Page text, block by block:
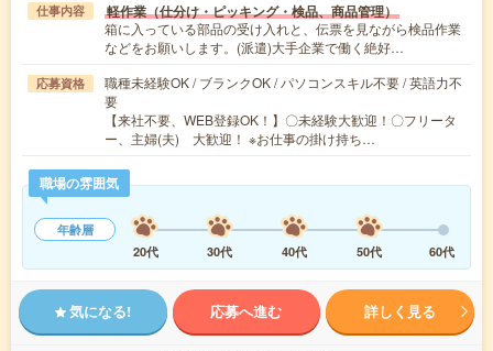
仕事内容 軽作業（仕分け・ピッキング・検品、商品管理）
箱に入っている部品の受け入れと、伝票を見ながら検品作業
などをお願いします。(派遣)大手企業で働く絶好…
応募資格
職種未経験OK / ブランクOK / パソコンスキル不要 / 英語力不
要
【来社不要、WEB登録OK！】〇未経験大歓迎！〇フリータ
ー、主婦(夫) 大歓迎！ ※お仕事の掛け持ち…
職場の雰囲気
年齢層
20代
30代 40代 50代 60代
気になる! 応募へ進む 詳しく見る